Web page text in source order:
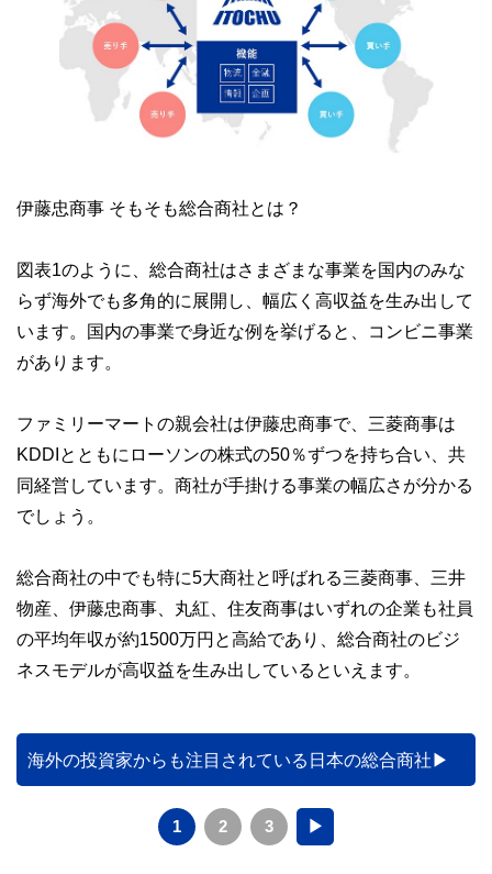
伊藤忠商事 そもそも総合商社とは？
図表1のように、総合商社はさまざまな事業を国内のみな
らず海外でも多角的に展開し、幅広く高収益を生み出して
います。国内の事業で身近な例を挙げると、コンビニ事業
があります。
ファミリーマートの親会社は伊藤忠商事で、三菱商事は
KDDIとともにローソンの株式の50％ずつを持ち合い、共
同経営しています。商社が手掛ける事業の幅広さが分かる
でしょう。
総合商社の中でも特に5大商社と呼ばれる三菱商事、三井
物産、伊藤忠商事、丸紅、住友商事はいずれの企業も社員
の平均年収が約1500万円と高給であり、総合商社のビジ
ネスモデルが高収益を生み出しているといえます。
海外の投資家からも注目されている日本の総合商社
1 2 3 ▶